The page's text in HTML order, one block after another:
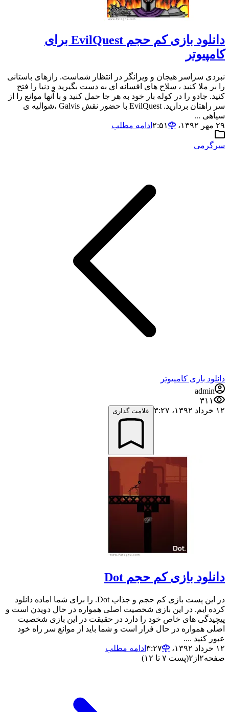
دانلود بازی کم حجم EvilQuest برای
کامپیوتر
نبردی سراسر هیجان و ویرانگر در انتظار شماست. رازهای باستانی
را بر ملا کنید ، سلاح های افسانه ای به دست بگیرید و دنیا را فتح
کنید. جادو را در کوله بار خود به هر جا حمل کنید و با آنها موانع را از
سر راهتان بردارید. EvilQuest با حضور نقش Galvis ،شوالیه ی
سیاهی ...
۲۹ مهر ۱۳۹۲،‏ ۲:۵۱
ادامه مطلب
سرگرمی
دانلود بازی کامپیوتر
admin
۳۱۱
۱۲ خرداد ۱۳۹۲،‏ ۳:۲۷
علامت گذاری
دانلود بازی کم حجم Dot
در این پست بازی کم حجم و جذاب Dot. را برای شما اماده دانلود
کرده ایم. در این بازی شخصیت اصلی همواره در حال دویدن است و
پیچیدگی های خاص خود را دارد در حقیقت در این بازی شخصیت
اصلی همواره در حال فرار است و شما باید از موانع سر راه خود
عبور کنید ....
۱۲ خرداد ۱۳۹۲،‏ ۳:۲۷
ادامه مطلب
صفحه۲ از ۲(پست ۷ تا ۱۲)